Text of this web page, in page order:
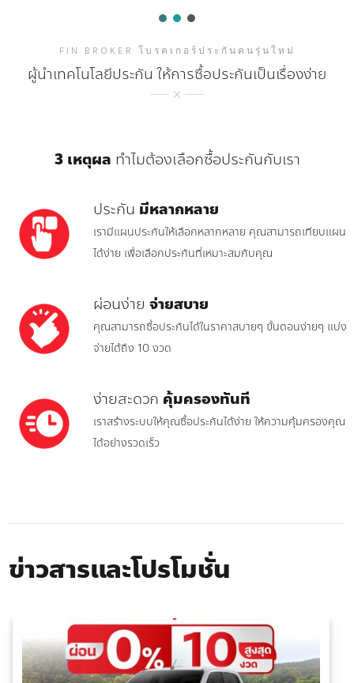
FIN BROKER โบรคเกอร์ประกันคนรุ่นใหม่
ผู้นำเทคโนโลยีประกัน ให้การซื้อประกันเป็นเรื่องง่าย
3 เหตุผล ทำไมต้องเลือกซื้อประกันกับเรา
ประกัน มีหลากหลาย
เรามีแผนประกันให้เลือกหลากหลาย คุณสามารถเทียบแผน
ได้ง่าย เพื่อเลือกประกันที่เหมาะสมกับคุณ
ผ่อนง่าย จ่ายสบาย
คุณสามารถซื้อประกันได้ในราคาสบายๆ ขั้นตอนง่ายๆ แบ่ง
จ่ายได้ถึง 10 งวด
ง่ายสะดวก คุ้มครองทันที
เราสร้างระบบให้คุณซื้อประกันได้ง่าย ให้ความคุ้มครองคุณ
ได้อย่างรวดเร็ว
ข่าวสารและโปรโมชั่น